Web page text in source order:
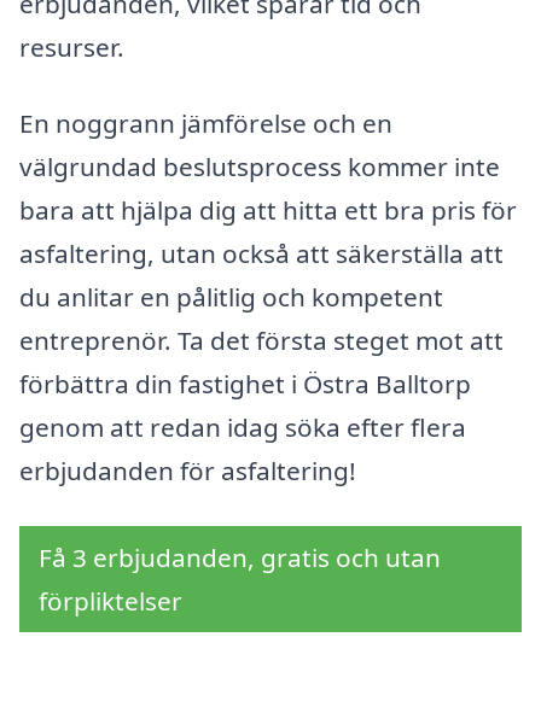
resurser.
En noggrann jämförelse och en
välgrundad beslutsprocess kommer inte
bara att hjälpa dig att hitta ett bra pris för
asfaltering, utan också att säkerställa att
du anlitar en pålitlig och kompetent
entreprenör. Ta det första steget mot att
förbättra din fastighet i Östra Balltorp
genom att redan idag söka efter flera
erbjudanden för asfaltering!
Få 3 erbjudanden, gratis och utan
förpliktelser